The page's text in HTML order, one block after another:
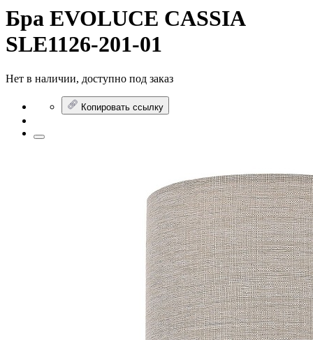
Бра EVOLUCE CASSIA
SLE1126-201-01
Нет в наличии, доступно под заказ
Копировать ссылку